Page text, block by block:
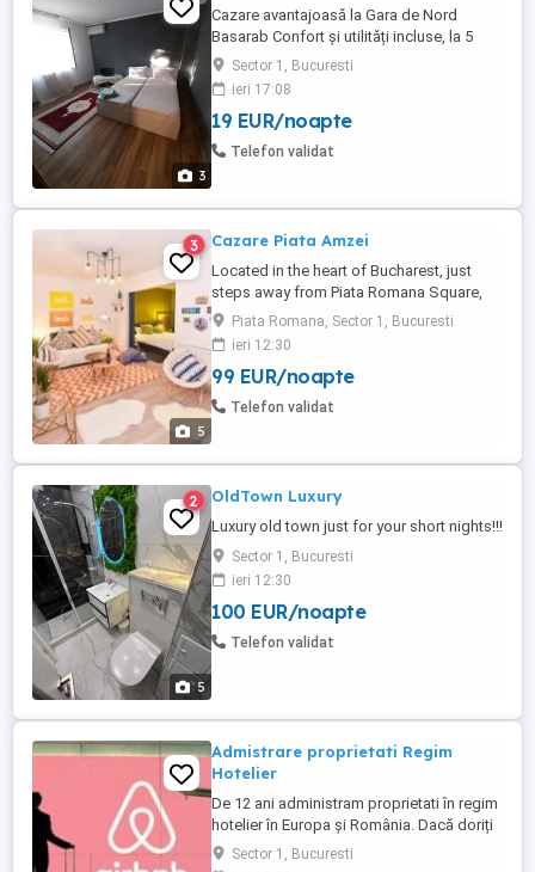
3
Cazare avantajoasă la Gara de Nord
Basarab Confort și utilități incluse, la 5
minute de Piața Victoriei! Cauți o cameră
curată, complet utilată și excelent
poziționată? Te așteptăm într-o locație
strategică, ideală pentru tranzit sau șederi
pe termen lung, cu acces rapid la metrou,
Sector 1, Bucuresti
ieri 17:08
19 EUR/noapte
Telefon validat
5
3 Cazare Piata Amzei
Located in the heart of Bucharest, just
steps away from Piata Romana Square,
University Square and The Old Town, this
chic apartment is within walking distance
to everything that matters in Bucharest
(museums, theatres, art galleries,
restaurants, clubs and pubs). The flat is
Piata Romana, Sector 1, Bucuresti
ieri 12:30
99 EUR/noapte
Telefon validat
5
2 OldTown Luxury
Luxury old town just for your short nights!!!
Sector 1, Bucuresti
ieri 12:30
100 EUR/noapte
Telefon validat
Admistrare proprietati Regim
Hotelier
De 12 ani administram proprietati în regim
hotelier în Europa și România. Dacă doriți
sa va maximizati profitul ne puteți
contacta. Administram : - Apartamente -
Sector 1, Bucuresti